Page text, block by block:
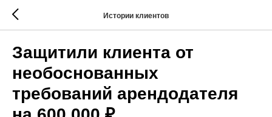
Истории клиентов
Защитили клиента от
необоснованных
требований арендодателя